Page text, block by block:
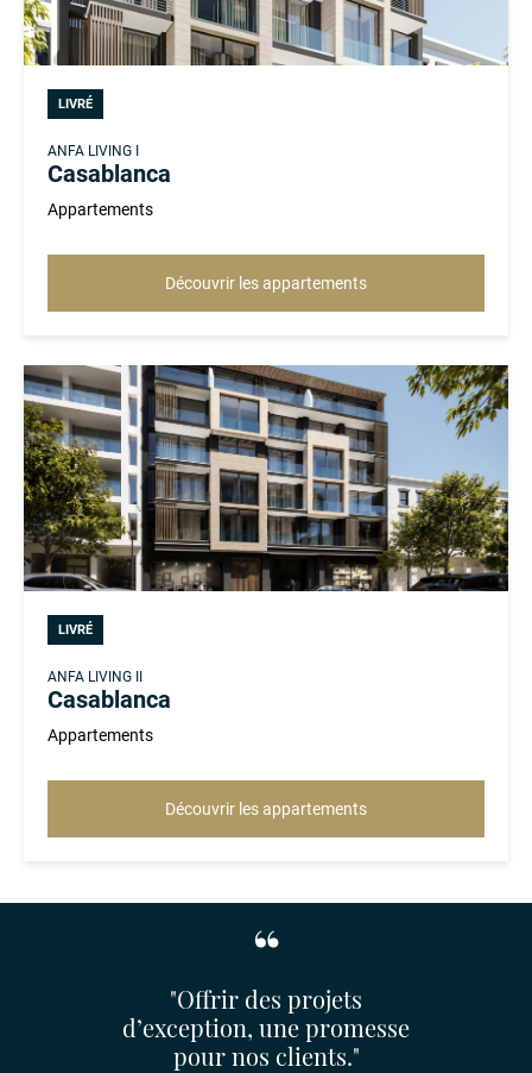
LIVRÉ
ANFA LIVING I
Casablanca
Appartements
Découvrir les appartements
LIVRÉ
ANFA LIVING II
Casablanca
Appartements
Découvrir les appartements
"Offrir des projets
d’exception, une promesse
pour nos clients."